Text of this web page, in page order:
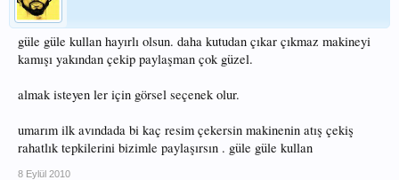
güle güle kullan hayırlı olsun. daha kutudan çıkar çıkmaz makineyi
kamışı yakından çekip paylaşman çok güzel.
almak isteyen ler için görsel seçenek olur.
umarım ilk avındada bi kaç resim çekersin makinenin atış çekiş
rahatlık tepkilerini bizimle paylaşırsın . güle güle kullan
8 Eylül 2010